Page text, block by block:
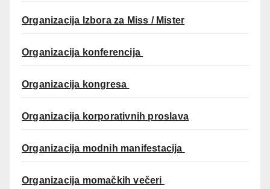
Organizacija Izbora za Miss / Mister
Organizacija konferencija
Organizacija kongresa
Organizacija korporativnih proslava
Organizacija modnih manifestacija
Organizacija momačkih večeri